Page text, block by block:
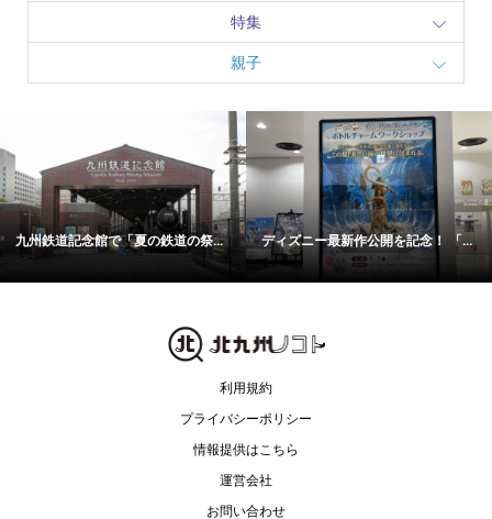
特集
親子
九州鉄道記念館で「夏の鉄道の祭... ディズニー最新作公開を記念！ 「...
利用規約
プライバシーポリシー
情報提供はこちら
運営会社
お問い合わせ